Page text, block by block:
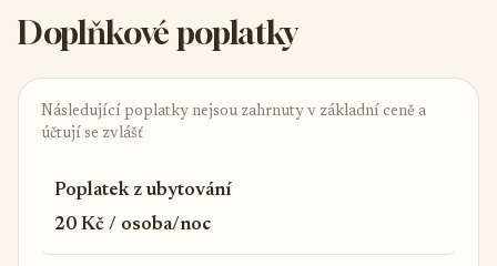
Doplňkové poplatky
Následující poplatky nejsou zahrnuty v základní ceně a
účtují se zvlášť
Poplatek z ubytování
20 Kč / osoba/noc